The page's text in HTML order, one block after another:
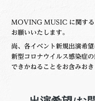
MOVING MUSIC に関する
お願いいたします。
尚、各イベント新規出演希望
新型コロナウイルス感染症
できかねることをお含みおき